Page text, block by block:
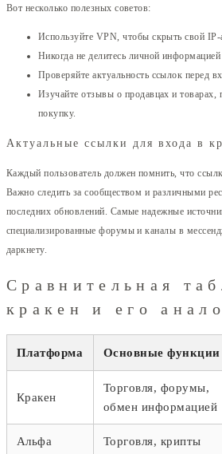
Вот несколько полезных советов:
Используйте VPN, чтобы скрыть свой IP-
Никогда не делитесь личной
Проверяйте актуальность ссылок перед
Изучайте отзывы о продавцах и товарах,
покупку.
Актуальные ссылки для входа в
Каждый пользователь должен помнить, что
Важно следить за сообществом и различными
последних обновлений. Самые надежные
специализированные форумы и каналы в
даркнету.
Сравнительная
кракен и его
Платформа Основные функции
Кракен
Торговля, форумы,
обмен информацией
Альфа Торговля, крипты